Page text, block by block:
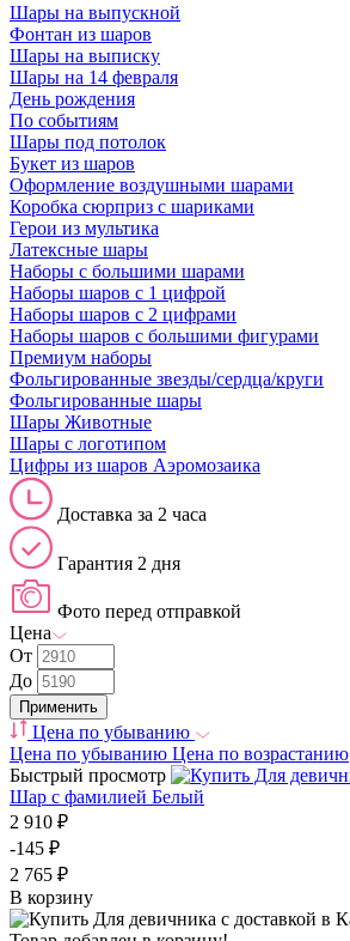
Шары на выпускной
Фонтан из шаров
Шары на выписку
Шары на 14 февраля
День рождения
По событиям
Шары под потолок
Букет из шаров
Оформление воздушными шарами
Коробка сюрприз с шариками
Герои из мультика
Латексные шары
Наборы с большими шарами
Наборы шаров с 1 цифрой
Наборы шаров с 2 цифрами
Наборы шаров с большими фигурами
Премиум наборы
Фольгированные звезды/сердца/круги
Фольгированные шары
Шары Животные
Шары с логотипом
Цифры из шаров Аэромозаика
Доставка за 2 часа
Гарантия 2 дня
Фото перед отправкой
Цена
От
До
Цена по убыванию
Цена по убыванию Цена по возрастанию
Быстрый просмотр
Шар с фамилией Белый
2 910 ₽
-145 ₽
2 765 ₽
В корзину